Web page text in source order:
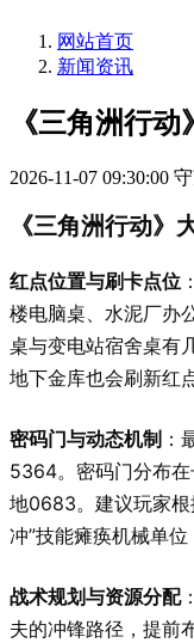
网站首页
新闻资讯
《三角洲行
2026-11-07 09:30:00
《三角洲行动》
红点位置与刷卡点位
楼电脑桌、水泥厂办
桌与变电站宿舍桌有
地下金库也会刷新红点
密码门与动态机制 ：
5364。密码门分布
地0683。建议玩家根
冲”技能瘫痪机械单位
战术规划与资源分配
夫的冲锋路径，提前